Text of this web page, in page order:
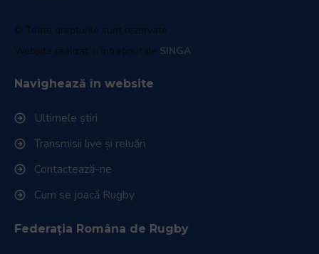
© Toate drepturile sunt rezervate.
Website realizat și întreținut de SINGA
Navighează în website
Ultimele știri
Transmisii live și reluări
Contactează-ne
Cum se joacă Rugby
Federația Româna de Rugby